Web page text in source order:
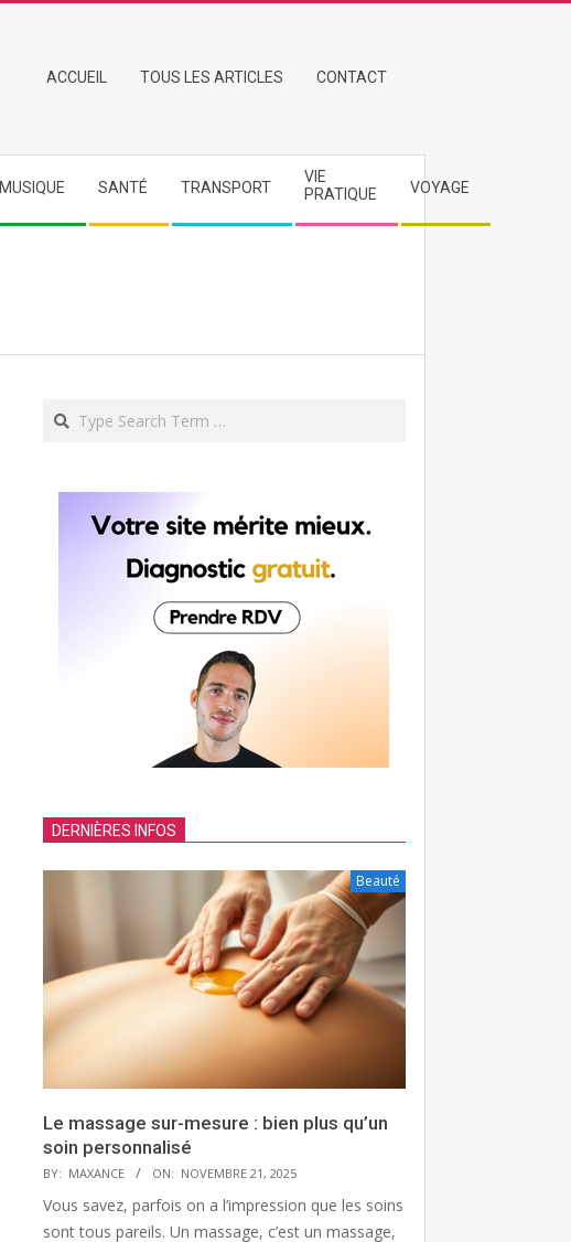
ACCUEIL TOUS LES ARTICLES CONTACT
MUSIQUE SANTÉ TRANSPORT
VIE
PRATIQUE
VOYAGE
Search
DERNIÈRES INFOS
Beauté
Le massage sur-mesure : bien plus qu’un
soin personnalisé
BY: MAXANCE ON: NOVEMBRE 21, 2025
Vous savez, parfois on a l’impression que les soins
sont tous pareils. Un massage, c’est un massage,